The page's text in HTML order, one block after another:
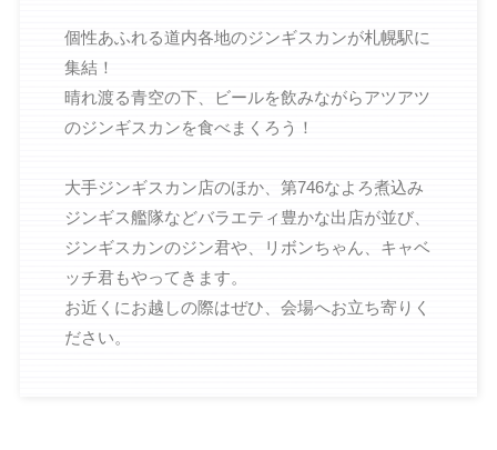
個性あふれる道内各地のジンギスカンが札幌駅に
集結！
晴れ渡る青空の下、ビールを飲みながらアツアツ
のジンギスカンを食べまくろう！
大手ジンギスカン店のほか、第746なよろ煮込み
ジンギス艦隊などバラエティ豊かな出店が並び、
ジンギスカンのジン君や、リボンちゃん、キャベ
ッチ君もやってきます。
お近くにお越しの際はぜひ、会場へお立ち寄りく
ださい。